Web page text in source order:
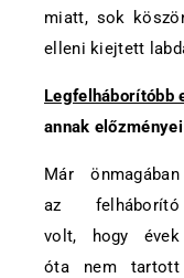
miatt, sok
elleni kiejtett
Legfelháborítóbb
annak előzményei
Már önmagában
az felháborító
volt, hogy évek
óta nem tartott